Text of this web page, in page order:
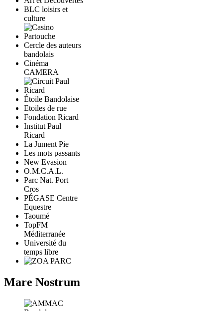
BLC loisirs et
culture
Cercle des auteurs
bandolais
Cinéma
CAMERA
Étoile Bandolaise
Etoiles de rue
Fondation Ricard
Institut Paul
Ricard
La Jument Pie
Les mots passants
New Evasion
O.M.C.A.L.
Parc Nat. Port
Cros
PÉGASE Centre
Equestre
Taoumé
TopFM
Méditerranée
Université du
temps libre
Mare Nostrum